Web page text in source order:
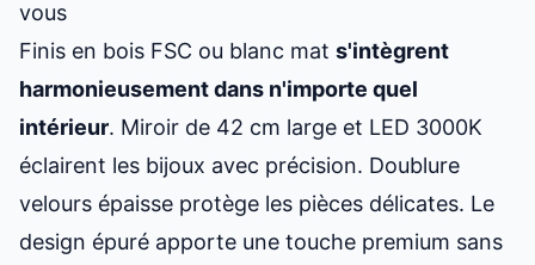
vous
Finis en bois FSC ou blanc mat s'intègrent
harmonieusement dans n'importe quel
intérieur. Miroir de 42 cm large et LED 3000K
éclairent les bijoux avec précision. Doublure
velours épaisse protège les pièces délicates. Le
design épuré apporte une touche premium sans